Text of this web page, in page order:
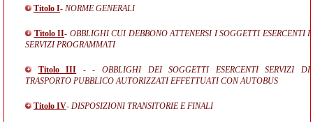
Titolo I- NORME GENERALI
Titolo II- OBBLIGHI CUI DEBBONO ATTENERSI I SOGGETTI ESERCENTI I
SERVIZI PROGRAMMATI
Titolo III - - OBBLIGHI DEI SOGGETTI ESERCENTI SERVIZI DI
TRASPORTO PUBBLICO AUTORIZZATI EFFETTUATI CON AUTOBUS
Titolo IV- DISPOSIZIONI TRANSITORIE E FINALI